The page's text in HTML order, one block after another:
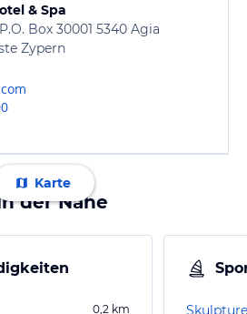
& Spa
Box 30001 5340 Agia
Zypern
Karte
der Nähe
0,2 km